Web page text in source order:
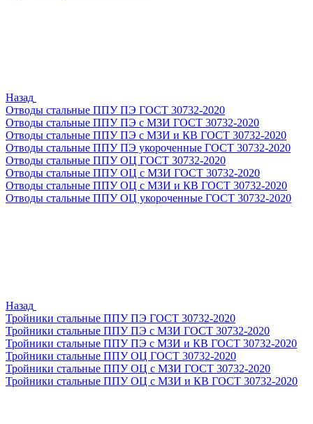
Назад
Отводы стальные ППУ ПЭ ГОСТ 30732-2020
Отводы стальные ППУ ПЭ с МЗИ ГОСТ 30732-2020
Отводы стальные ППУ ПЭ с МЗИ и КВ ГОСТ 30732-2020
Отводы стальные ППУ ПЭ укороченные ГОСТ 30732-2020
Отводы стальные ППУ ОЦ ГОСТ 30732-2020
Отводы стальные ППУ ОЦ с МЗИ ГОСТ 30732-2020
Отводы стальные ППУ ОЦ с МЗИ и КВ ГОСТ 30732-2020
Отводы стальные ППУ ОЦ укороченные ГОСТ 30732-2020
Назад
Тройники стальные ППУ ПЭ ГОСТ 30732-2020
Тройники стальные ППУ ПЭ с МЗИ ГОСТ 30732-2020
Тройники стальные ППУ ПЭ с МЗИ и КВ ГОСТ 30732-2020
Тройники стальные ППУ ОЦ ГОСТ 30732-2020
Тройники стальные ППУ ОЦ с МЗИ ГОСТ 30732-2020
Тройники стальные ППУ ОЦ с МЗИ и КВ ГОСТ 30732-2020